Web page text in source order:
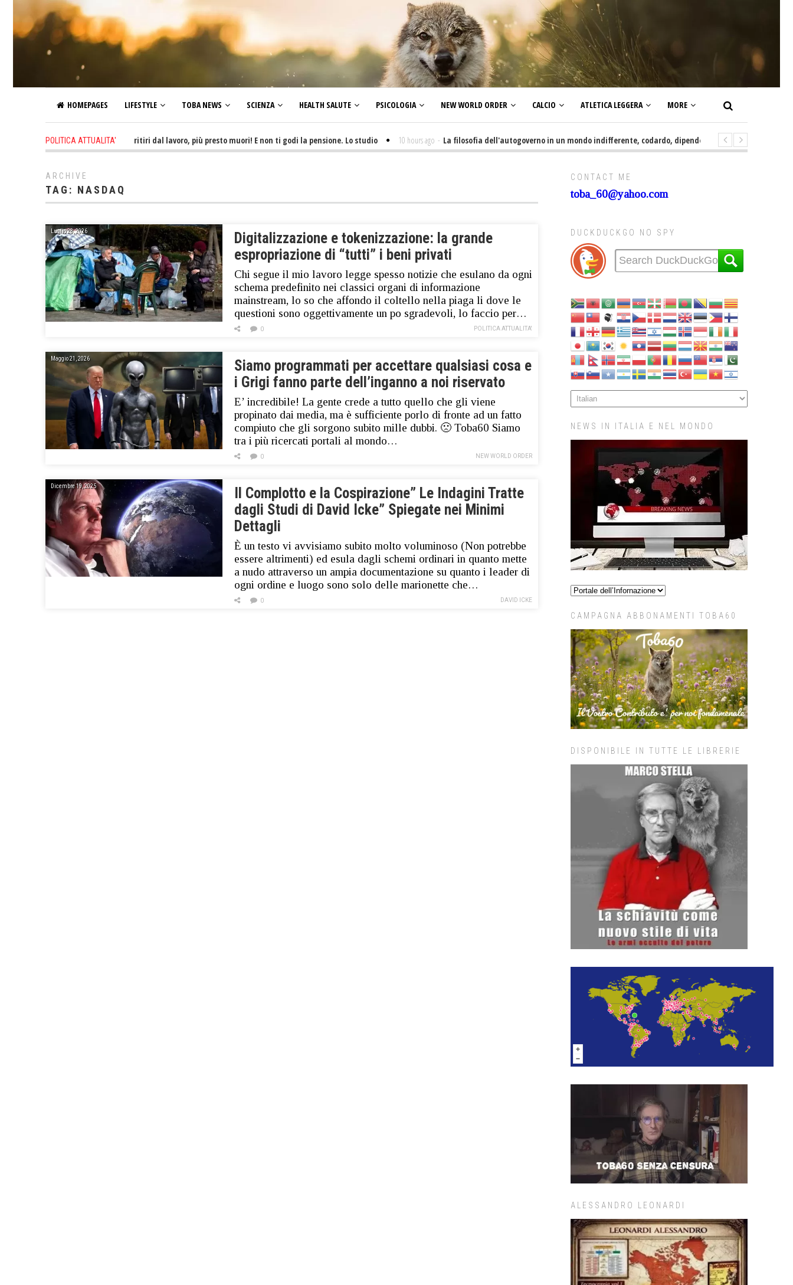
HOMEPAGES LIFESTYLE TOBA NEWS SCIENZA HEALTH SALUTE PSICOLOGIA NEW WORLD ORDER CALCIO ATLETICA LEGGERA MORE
POLITICA ATTUALITA'
6 hours ago - Più tardi ti ritiri dal lavoro, più presto muori! E non ti godi la pensione. Lo studio 10 hours ago - La filosofia dell'autogoverno in un mondo indifferente, codardo, dipendente, irresponsabile, servile e
ARCHIVE
TAG: NASDAQ
Luglio 28, 2026
Digitalizzazione e tokenizzazione: la grande
espropriazione di “tutti” i beni privati
Chi segue il mio lavoro legge spesso notizie che esulano da ogni
schema predefinito nei classici organi di informazione
mainstream, lo so che affondo il coltello nella piaga li dove le
questioni sono oggettivamente un po sgradevoli, lo faccio per…
POLITICA ATTUALITA'
0
Maggio 21, 2026
Siamo programmati per accettare qualsiasi cosa e
i Grigi fanno parte dell’inganno a noi riservato
E’ incredibile! La gente crede a tutto quello che gli viene
propinato dai media, ma è sufficiente porlo di fronte ad un fatto
compiuto che gli sorgono subito mille dubbi. 🙁 Toba60 Siamo
tra i più ricercati portali al mondo…
NEW WORLD ORDER
0
Dicembre 19, 2025
Il Complotto e la Cospirazione” Le Indagini Tratte
dagli Studi di David Icke” Spiegate nei Minimi
Dettagli
È un testo vi avvisiamo subito molto voluminoso (Non potrebbe
essere altrimenti) ed esula dagli schemi ordinari in quanto mette
a nudo attraverso un ampia documentazione su quanto i leader di
ogni ordine e luogo sono solo delle marionette che…
DAVID ICKE
0
CONTACT ME
toba_60@yahoo.com
DUCKDUCKGO NO SPY
NEWS IN ITALIA E NEL MONDO
CAMPAGNA ABBONAMENTI TOBA60
DISPONIBILE IN TUTTE LE LIBRERIE
ALESSANDRO LEONARDI